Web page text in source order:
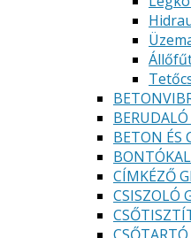
BETON ÉS
CÍMKÉZŐ
CSISZOLÓ